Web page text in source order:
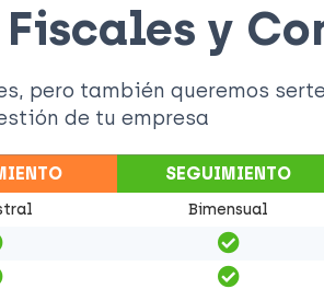
y
pero también queremos
de tu empresa
SEGUIMIENTO
Bimensual